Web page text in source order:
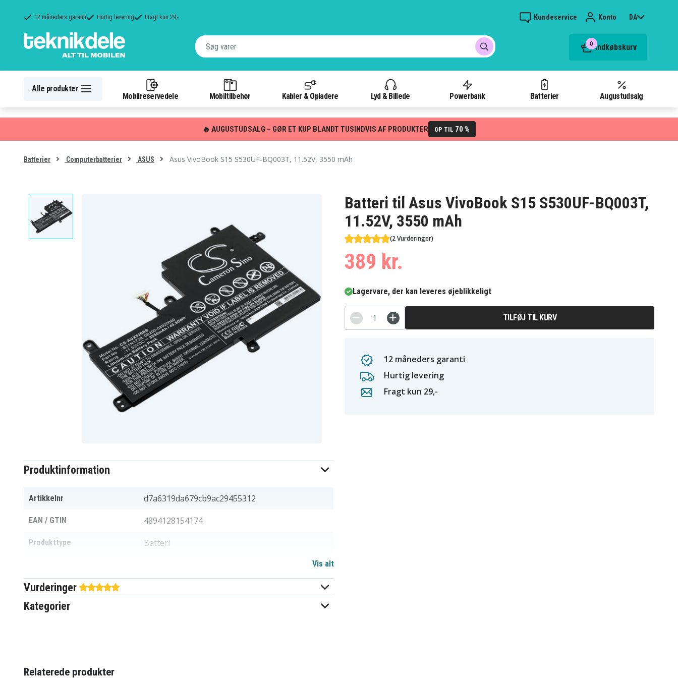
12 måneders garanti Hurtig levering Fragt kun 29,- Kundeservice Konto DA
0 Indkøbskurv
Alle produkter
Mobilreservedele Mobiltilbehør Kabler & Opladere Lyd & Billede Powerbank Batterier Augustudsalg
🔥 AUGUSTUDSALG – GØR ET KUP BLANDT TUSINDVIS AF PRODUKTER OP TIL 70 %
Batterier Computerbatterier ASUS Asus VivoBook S15 S530UF-BQ003T, 11.52V, 3550 mAh
Batteri til Asus VivoBook S15 S530UF-BQ003T,
11.52V, 3550 mAh
(2 Vurderinger)
389 kr.
Lagervare, der kan leveres øjeblikkeligt
TILFØJ TIL KURV
12 måneders garanti
Hurtig levering
Fragt kun 29,-
Produktinformation
Artikkelnr d7a6319da679cb9ac29455312
EAN / GTIN 4894128154174
Produkttype Batteri
Passer til mærket
Kapacitet
Vis alt
Vurderinger
Kategorier
Relaterede produkter